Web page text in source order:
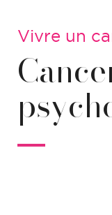
Vivre un